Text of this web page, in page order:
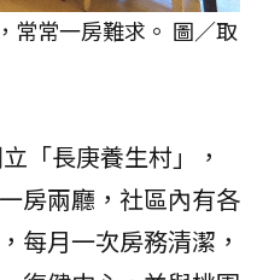
常常一房難求。 圖／取
「長庚養生村」，
房兩廳，社區內有各
每月一次房務清潔，